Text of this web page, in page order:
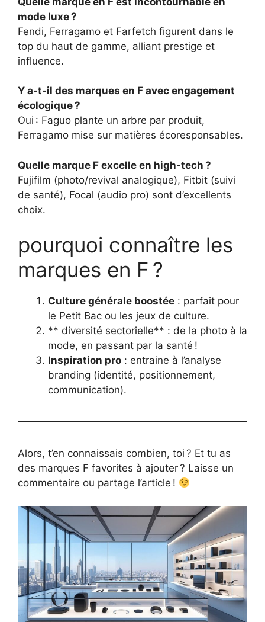
mode luxe ?
Fendi, Ferragamo et Farfetch figurent dans le
top du haut de gamme, alliant prestige et
influence.
Y a-t-il des marques en F avec engagement
écologique ?
Oui : Faguo plante un arbre par produit,
Ferragamo mise sur matières écoresponsables.
Quelle marque F excelle en high-tech ?
Fujifilm (photo/revival analogique), Fitbit (suivi
de santé), Focal (audio pro) sont d’excellents
choix.
pourquoi connaître les
marques en F ?
Culture générale boostée : parfait pour
le Petit Bac ou les jeux de culture.
** diversité sectorielle** : de la photo à la
mode, en passant par la santé !
Inspiration pro : entraine à l’analyse
branding (identité, positionnement,
communication).
Alors, t’en connaissais combien, toi ? Et tu as
des marques F favorites à ajouter ? Laisse un
commentaire ou partage l’article !